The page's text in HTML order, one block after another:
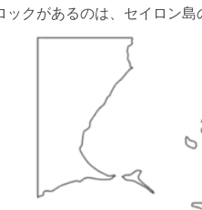
ックがあるのは、セイロン島